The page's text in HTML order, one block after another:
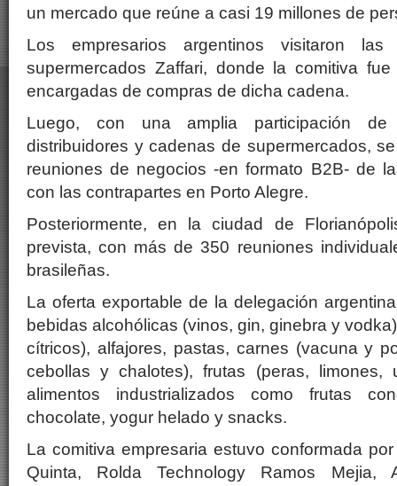
un mercado que reúne a casi 19 millones de
Los empresarios argentinos visitaron
supermercados Zaffari, donde la comitiva
encargadas de compras de dicha cadena.
Luego, con una amplia participación
distribuidores y cadenas de supermercados,
reuniones de negocios -en formato B2B- de
con las contrapartes en Porto Alegre.
Posteriormente, en la ciudad de
prevista, con más de 350 reuniones
brasileñas.
La oferta exportable de la delegación
bebidas alcohólicas (vinos, gin, ginebra y
cítricos), alfajores, pastas, carnes (vacuna y
cebollas y chalotes), frutas (peras, limones,
alimentos industrializados como frutas
chocolate, yogur helado y snacks.
La comitiva empresaria estuvo conformada
Quinta, Rolda Technology Ramos Mejia,